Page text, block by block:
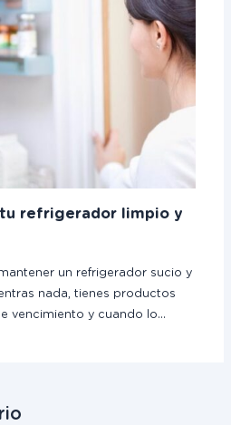
refrigerador limpio y
un refrigerador sucio y
nada, tienes productos
vencimiento y cuando lo…